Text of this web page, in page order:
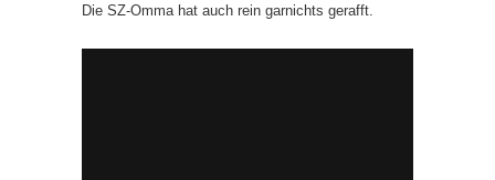
Die SZ-Omma hat auch rein garnichts gerafft.